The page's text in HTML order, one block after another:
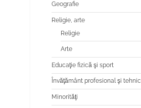
Geografie
Religie, arte
Religie
Arte
Educaţie fizică şi sport
Învăţământ profesional şi tehnic
Minorităţi